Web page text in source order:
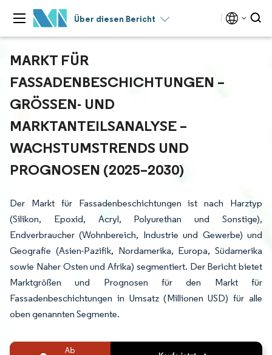
Über diesen Bericht
MARKT FÜR
FASSADENBESCHICHTUNGEN –
GRÖSSEN- UND M
ARKTANTEILSANALYSE – W
ACHSTUMSTRENDS UND P
ROGNOSEN (2025–2030)
Der Markt für Fassadenbeschichtungen ist nach Harztyp
(Silikon, Epoxid, Acryl, Polyurethan und Sonstige),
Endverbraucher (Wohnbereich, Industrie und Gewerbe) und
Geografie (Asien-Pazifik, Nordamerika, Europa, Südamerika
sowie Naher Osten und Afrika) segmentiert. Der Bericht bietet
Marktgrößen und Prognosen für den Markt für
Fassadenbeschichtungen in Umsatz (Millionen USD) für alle
oben genannten Segmente.